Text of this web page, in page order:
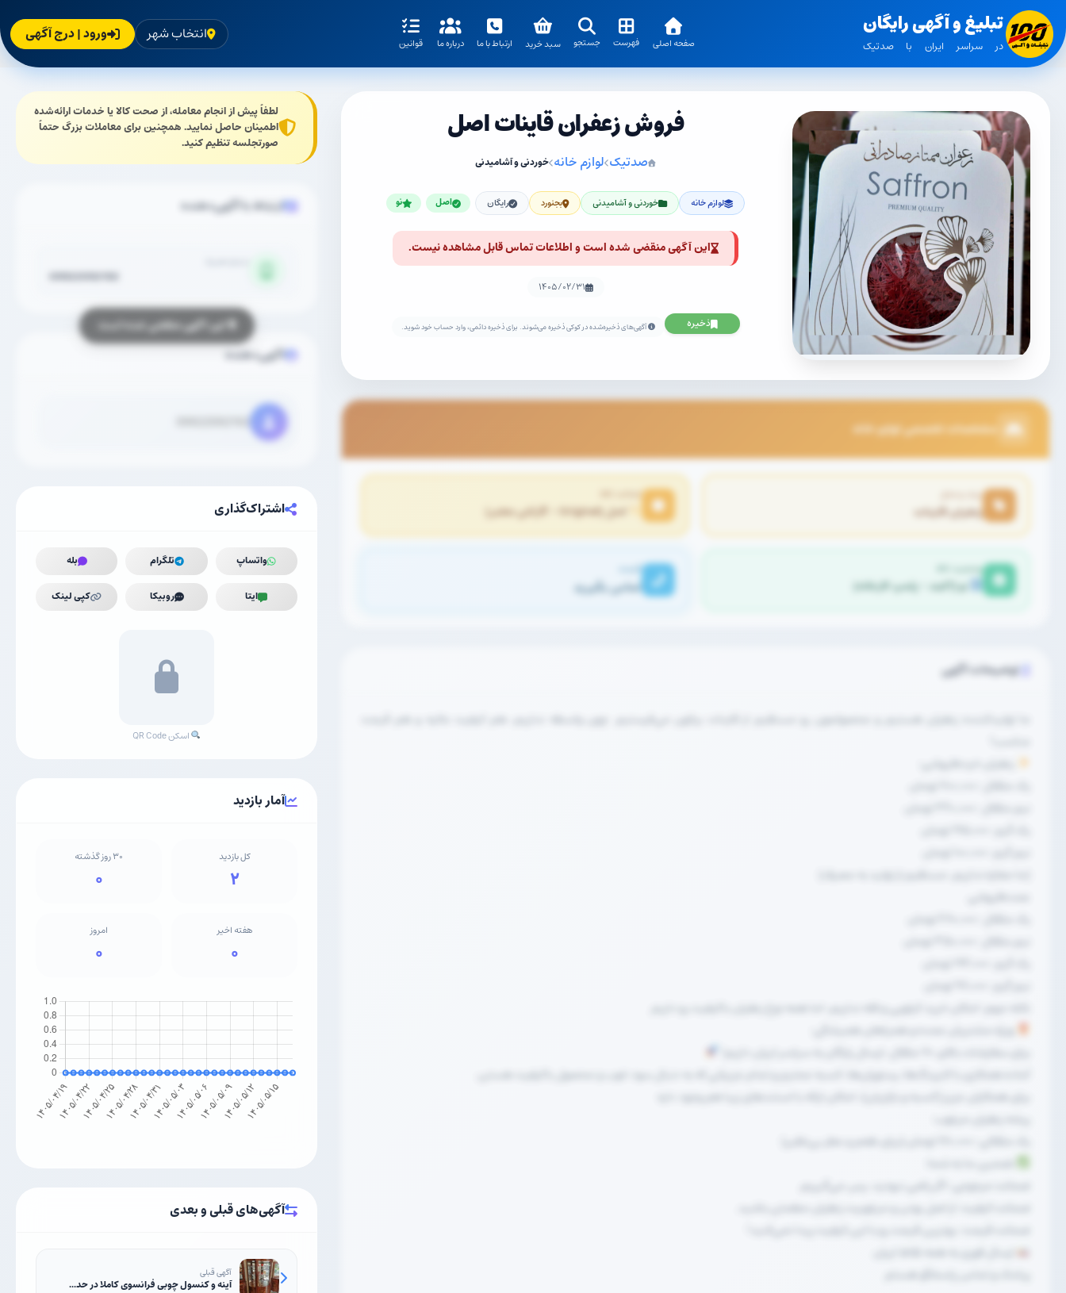
تبلیغ و آگهی رایگان
در سراسر ایران با صدتیک صفحه اصلی فهرست جستجو سبد خرید ارتباط با ما درباره ما قوانین انتخاب شهر ورود | درج آگهی
فروش زعفران قاینات اصل
صدتیک لوازم خانه خوردنی و آشامیدنی
لوازم خانه خوردنی و آشامیدنی بجنورد رایگان اصل نو
این آگهی منقضی شده است و اطلاعات تماس قابل مشاهده نیست.
۱۴۰۵/۰۲/۳۱
ذخیره آگهی‌های ذخیره‌شده در کوکی ذخیره می‌شوند. برای ذخیره دائمی، وارد حساب خود شوید.
مشخصات تخصصی لوازم خانه
برند و مدل
زعفران قاینات
اصالت کالا
اصل (Original - گارانتی معتبر)
وضعیت کالا
نو (آکبند - پلمپ کارخانه)
قیمت
تماس بگیرید
توضیحات آگهی
ما تولیدکننده زعفران هستیم و محصولمون رو مستقیم از قاینات براتون می‌فرستیم. چون واسطه نداریم، هم کیفیت عالیه و هم قیمت
زعفران خرده‌فروشی:
عمده‌فروشی
نکته مهم: امکان خرید کیلویی و فله نداریم، اما همه نوع زعفران باکیفیت رو داریم
ویژه مشتریان عمده و همراهان همیشگی:
آماده همکاری با کترینگ‌ها، رستوران‌ها، کسبه محترم و تمام عزیزانی که به دنبال سود خوب و محصول باکیفیت هستن.
برای همکاران عزیز (کسبه و بازاریان)، امکان ارائه با استندهای زیبا هم وجود داره
ریشه زعفران مرغوب:
ضمانت مرجوعی: اگر راضی نبودید، پس می‌گیریم.
ضمانت کیفیت: از اصل بودن و مرغوبیت زعفران مطمئن باشید.
ضمانت قیمت: بهترین قیمت رو با این کیفیت پیدا نمی‌کنید!
ارسال فوری به همه نقاط ایران
لطفاً پیش از انجام معامله، از صحت کالا یا خدمات ارائه‌شده
اطمینان حاصل نمایید. همچنین برای معاملات بزرگ حتماً
صورتجلسه تنظیم کنید.
ارتباط با آگهی‌دهنده
آگهی‌دهنده
اشتراک‌گذاری
واتساپ تلگرام بله
ایتا روبیکا کپی لینک
اسکن QR Code
آمار بازدید
کل بازدید
۲
۳۰ روز گذشته
۰
هفته اخیر
۰
امروز
۰
آگهی‌های قبلی و بعدی
آگهی قبلی
آینه و کنسول چوبی فرانسوی کاملا در حد...